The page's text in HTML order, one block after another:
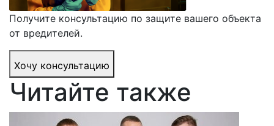
Получите консультацию по защите вашего объекта
от вредителей.
Хочу консультацию
Читайте также